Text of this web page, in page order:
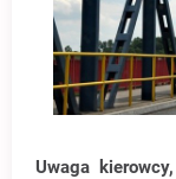
Uwaga